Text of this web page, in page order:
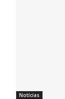
Notícias